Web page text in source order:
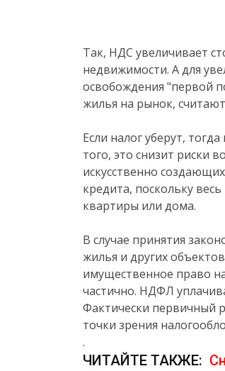
Так, НДС увеличивает
недвижимости. А для
освобождения "первой
жилья на рынок,
Если налог уберут,
того, это снизит риски
искусственно
кредита, поскольку
квартиры или дома.
В случае принятия
жилья и других
имущественное право
частично. НДФЛ
Фактически первичный
точки зрения
.
ЧИТАЙТЕ ТАКЖЕ: